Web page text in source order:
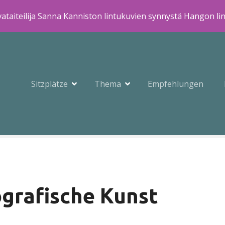
Sanna Kanniston lintukuvien synnystä Hangon
Sitzplätze Thema Empfehlungen
Kunst